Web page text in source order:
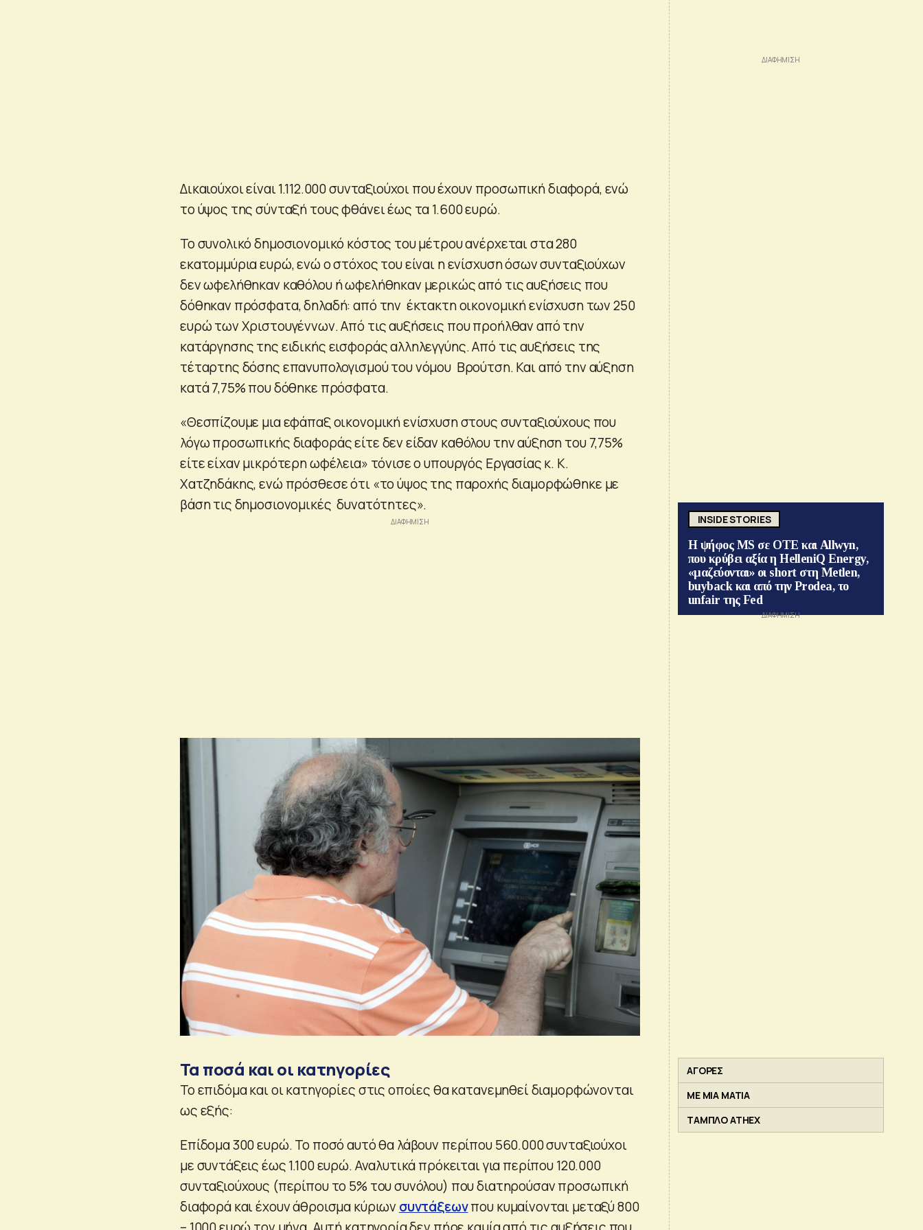
Δικαιούχοι είναι 1.112.000 συνταξιούχοι που έχουν προσωπική διαφορά, ενώ
το ύψος της σύνταξή τους φθάνει έως τα 1.600 ευρώ.
Το συνολικό δημοσιονομικό κόστος του μέτρου ανέρχεται στα 280
εκατομμύρια ευρώ, ενώ ο στόχος του είναι η ενίσχυση όσων συνταξιούχων
δεν ωφελήθηκαν καθόλου ή ωφελήθηκαν μερικώς από τις αυξήσεις που
δόθηκαν πρόσφατα, δηλαδή: από την έκτακτη οικονομική ενίσχυση των 250
ευρώ των Χριστουγέννων. Από τις αυξήσεις που προήλθαν από την
κατάργησης της ειδικής εισφοράς αλληλεγγύης. Από τις αυξήσεις της
τέταρτης δόσης επανυπολογισμού του νόμου Βρούτση. Και από την αύξηση
κατά 7,75% που δόθηκε πρόσφατα.
«Θεσπίζουμε μια εφάπαξ οικονομική ενίσχυση στους συνταξιούχους που
λόγω προσωπικής διαφοράς είτε δεν είδαν καθόλου την αύξηση του 7,75%
είτε είχαν μικρότερη ωφέλεια» τόνισε ο υπουργός Εργασίας κ. Κ.
Χατζηδάκης, ενώ πρόσθεσε ότι «το ύψος της παροχής διαμορφώθηκε με
βάση τις δημοσιονομικές δυνατότητες».
Τα ποσά και οι κατηγορίες
Το επιδόμα και οι κατηγορίες στις οποίες θα κατανεμηθεί διαμορφώνονται
ως εξής:
Επίδομα 300 ευρώ. Το ποσό αυτό θα λάβουν περίπου 560.000 συνταξιούχοι
με συντάξεις έως 1.100 ευρώ. Αναλυτικά πρόκειται για περίπου 120.000
συνταξιούχους (περίπου το 5% του συνόλου) που διατηρούσαν προσωπική
διαφορά και έχουν άθροισμα κύριων συντάξεωνπου κυμαίνονται μεταξύ 800
INSIDE STORIES
Η ψήφος MS σε ΟΤΕ και Allwyn,
που κρύβει αξία η HelleniQ Energy,
«μαζεύονται» οι short στη Metlen,
buyback και από την Prodea, το
unfair της Fed
ΑΓΟΡΕΣ
ΜΕ ΜΙΑ ΜΑΤΙΑ
ΤΑΜΠΛΟ ATHEX